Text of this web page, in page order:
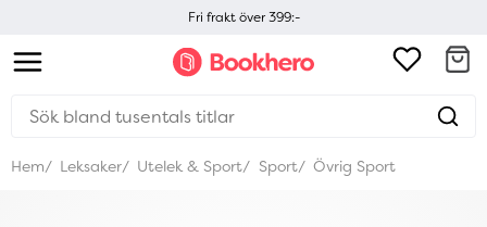
Fri frakt över 399:-
Hem Leksaker Utelek & Sport Sport Övrig Sport